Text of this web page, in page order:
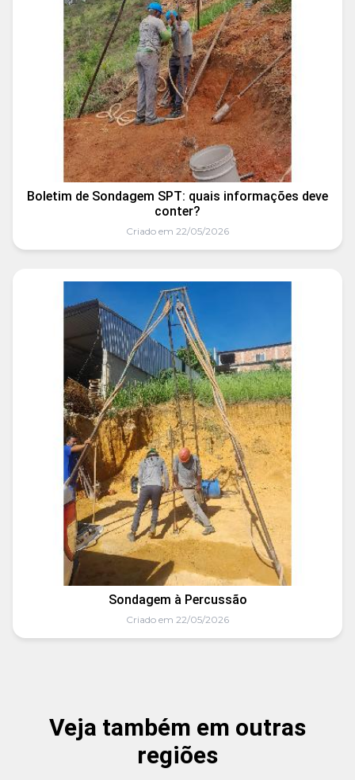
Boletim de Sondagem SPT: quais informações deve
conter?
Criado em 22/05/2026
Sondagem à Percussão
Criado em 22/05/2026
Veja também em outras
regiões